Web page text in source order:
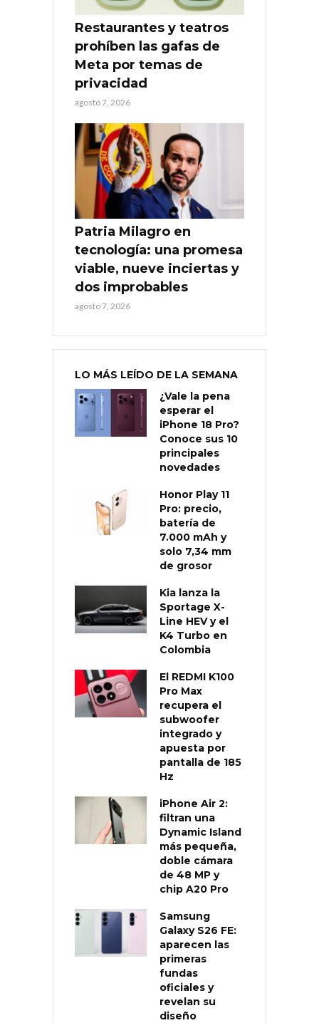
Restaurantes y teatros
prohíben las gafas de
Meta por temas de
privacidad
agosto 7, 2026
Patria Milagro en
tecnología: una promesa
viable, nueve inciertas y
dos improbables
agosto 7, 2026
LO MÁS LEÍDO DE LA SEMANA
¿Vale la pena
esperar el
iPhone 18 Pro?
Conoce sus 10
principales
novedades
Honor Play 11
Pro: precio,
batería de
7.000 mAh y
solo 7,34 mm
de grosor
Kia lanza la
Sportage X-
Line HEV y el
K4 Turbo en
Colombia
El REDMI K100
Pro Max
recupera el
subwoofer
integrado y
apuesta por
pantalla de 185
Hz
iPhone Air 2:
filtran una
Dynamic Island
más pequeña,
doble cámara
de 48 MP y
chip A20 Pro
Samsung
Galaxy S26 FE:
aparecen las
primeras
fundas
oficiales y
revelan su
diseño